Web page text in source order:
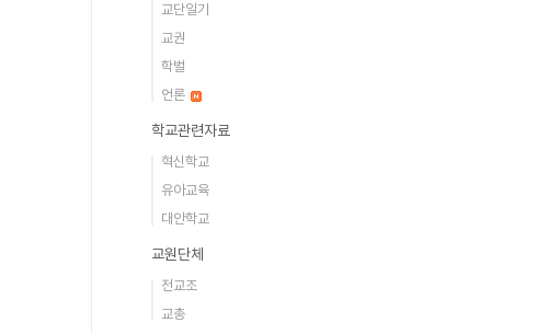
교단일기
교권
학벌
언론
학교관련자료
혁신학교
유아교육
대안학교
교원단체
전교조
교총